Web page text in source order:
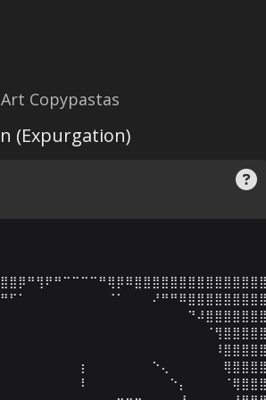
Art Copypastas
(Expurgation)